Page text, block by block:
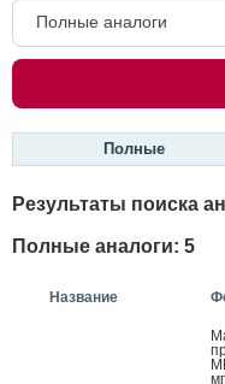
Полные
Результаты поиска
Полные аналоги: 5
Название